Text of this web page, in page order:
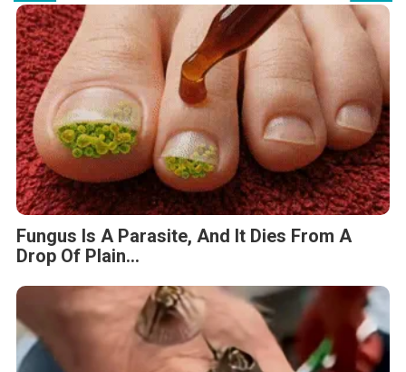
Fungus Is A Parasite, And It Dies From A
Drop Of Plain...